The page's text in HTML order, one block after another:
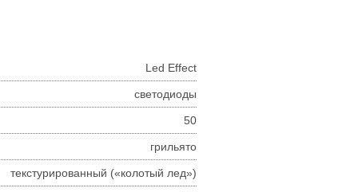
Led Effect
светодиоды
50
грильято
текстурированный («колотый лед»)